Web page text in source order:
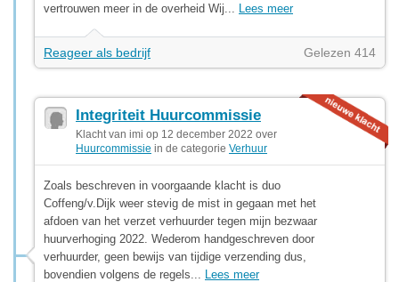
vertrouwen meer in de overheid Wij... Lees meer
Reageer als bedrijf Gelezen 414
Integriteit Huurcommissie
Klacht van imi op 12 december 2022 over
Huurcommissie in de categorie Verhuur
Zoals beschreven in voorgaande klacht is duo
Coffeng/v.Dijk weer stevig de mist in gegaan met het
afdoen van het verzet verhuurder tegen mijn bezwaar
huurverhoging 2022. Wederom handgeschreven door
verhuurder, geen bewijs van tijdige verzending dus,
bovendien volgens de regels... Lees meer